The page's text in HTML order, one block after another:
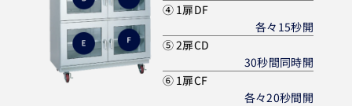
④ 1扉DF
各々15秒開
⑤ 2扉CD
30秒間同時開
⑥ 1扉CF
各々20秒間開